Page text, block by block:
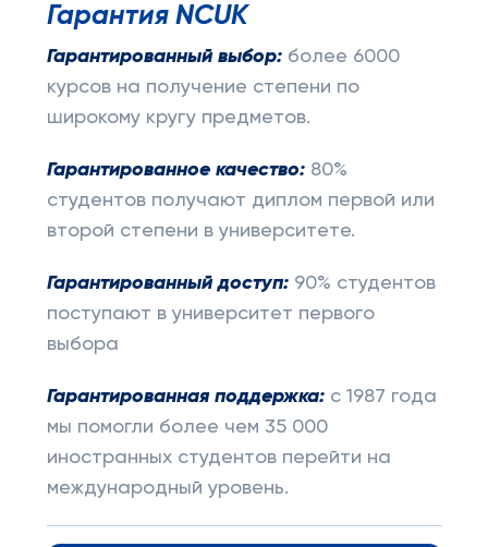
Гарантия NCUK
Гарантированный выбор: более 6000
курсов на получение степени по
широкому кругу предметов.
Гарантированное качество:80%
студентов получают диплом первой или
второй степени в университете.
Гарантированный доступ: 90% студентов
поступают в университет первого
выбора
Гарантированная поддержка: с 1987 года
мы помогли более чем 35 000
иностранных студентов перейти на
международный уровень.